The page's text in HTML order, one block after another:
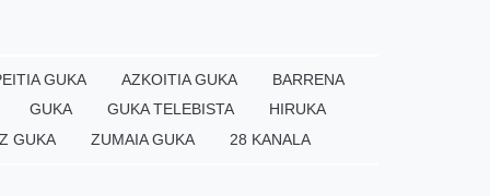
GUKA AZKOITIA GUKA
BARRENA
GUKA
GUKA TELEBISTA
HIRUKA
GUKA
ZUMAIA GUKA 28 KANALA